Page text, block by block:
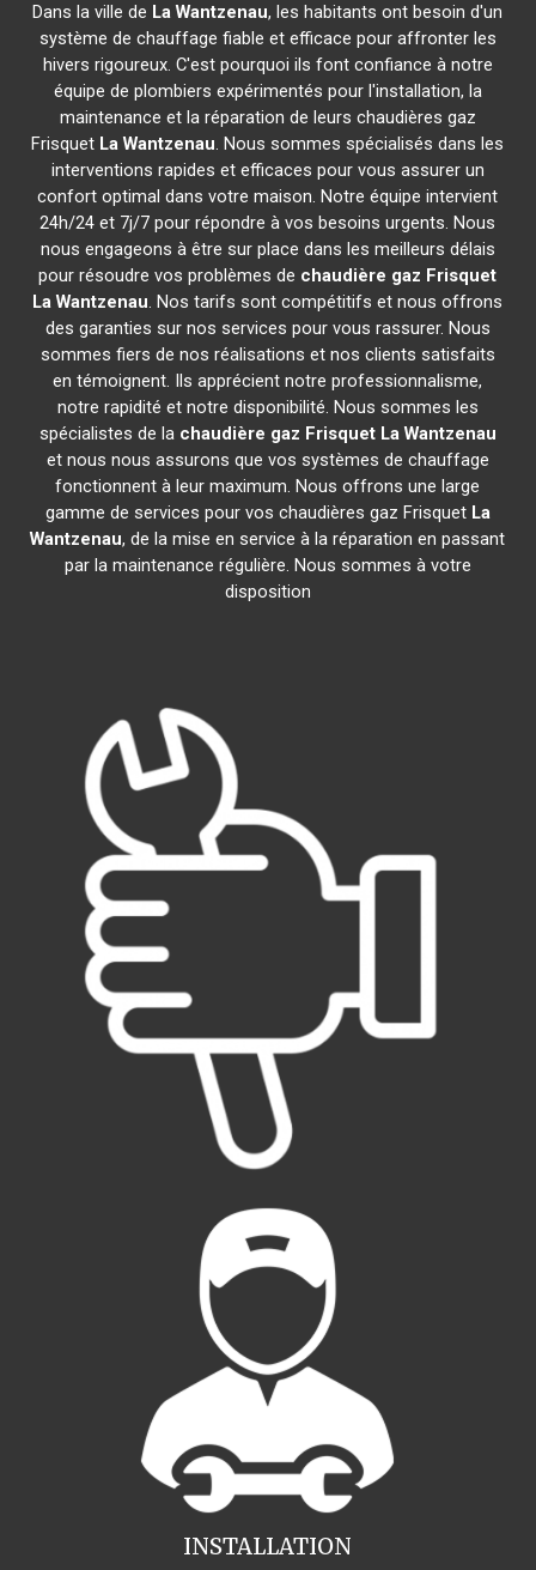
Dans la ville de La Wantzenau, les habitants ont besoin d'un
système de chauffage fiable et efficace pour affronter les
hivers rigoureux. C'est pourquoi ils font confiance à notre
équipe de plombiers expérimentés pour l'installation, la
maintenance et la réparation de leurs chaudières gaz
Frisquet La Wantzenau. Nous sommes spécialisés dans les
interventions rapides et efficaces pour vous assurer un
confort optimal dans votre maison. Notre équipe intervient
24h/24 et 7j/7 pour répondre à vos besoins urgents. Nous
nous engageons à être sur place dans les meilleurs délais
pour résoudre vos problèmes de chaudière gaz Frisquet
La Wantzenau. Nos tarifs sont compétitifs et nous offrons
des garanties sur nos services pour vous rassurer. Nous
sommes fiers de nos réalisations et nos clients satisfaits
en témoignent. Ils apprécient notre professionnalisme,
notre rapidité et notre disponibilité. Nous sommes les
spécialistes de la chaudière gaz Frisquet La Wantzenau
et nous nous assurons que vos systèmes de chauffage
fonctionnent à leur maximum. Nous offrons une large
gamme de services pour vos chaudières gaz Frisquet La
Wantzenau, de la mise en service à la réparation en passant
par la maintenance régulière. Nous sommes à votre
disposition
INSTALLATION